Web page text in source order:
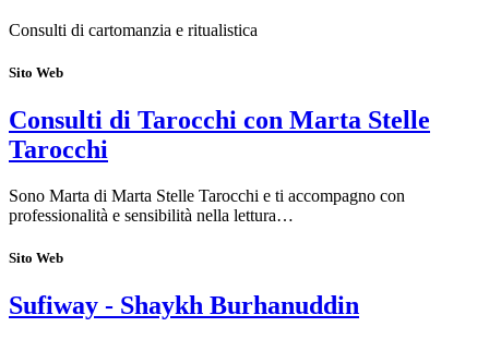
Consulti di cartomanzia e ritualistica
Sito Web
Consulti di Tarocchi con Marta Stelle
Tarocchi
Sono Marta di Marta Stelle Tarocchi e ti accompagno con
professionalità e sensibilità nella lettura…
Sito Web
Sufiway - Shaykh Burhanuddin